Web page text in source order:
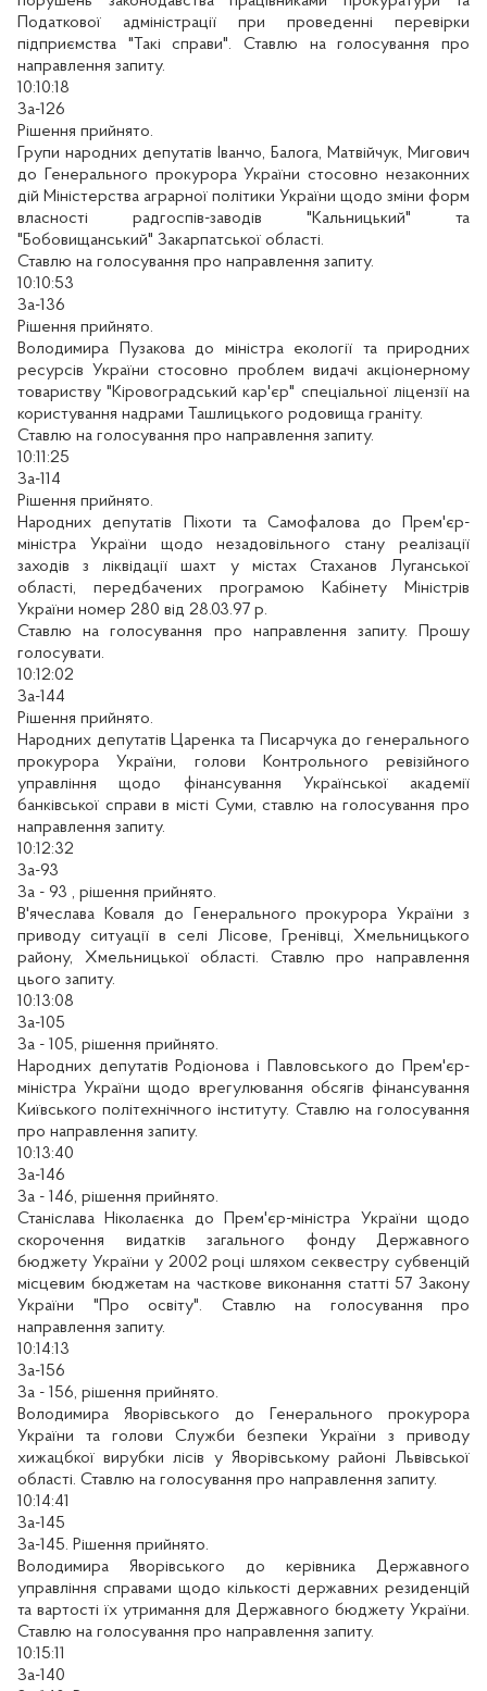
Податкової адміністрації при проведенні перевірки
підприємства "Такі справи". Ставлю на голосування про
направлення запиту.
10:10:18
За-126
Рішення прийнято.
Групи народних депутатів Іванчо, Балога, Матвійчук, Мигович
до Генерального прокурора України стосовно незаконних
дій Міністерства аграрної політики України щодо зміни форм
власності радгоспів-заводів "Кальницький" та
"Бобовищанський" Закарпатської області.
Ставлю на голосування про направлення запиту.
10:10:53
За-136
Рішення прийнято.
Володимира Пузакова до міністра екології та природних
ресурсів України стосовно проблем видачі акціонерному
товариству "Кіровоградський кар'єр" спеціальної ліцензії на
користування надрами Ташлицького родовища граніту.
Ставлю на голосування про направлення запиту.
10:11:25
За-114
Рішення прийнято.
Народних депутатів Піхоти та Самофалова до Прем'єр-
міністра України щодо незадовільного стану реалізації
заходів з ліквідації шахт у містах Стаханов Луганської
області, передбачених програмою Кабінету Міністрів
України номер 280 від 28.03.97 р.
Ставлю на голосування про направлення запиту. Прошу
голосувати.
10:12:02
За-144
Рішення прийнято.
Народних депутатів Царенка та Писарчука до генерального
прокурора України, голови Контрольного ревізійного
управління щодо фінансування Української академії
банківської справи в місті Суми, ставлю на голосування про
направлення запиту.
10:12:32
За-93
За - 93 , рішення прийнято.
В'ячеслава Коваля до Генерального прокурора України з
приводу ситуації в селі Лісове, Гренівці, Хмельницького
району, Хмельницької області. Ставлю про направлення
цього запиту.
10:13:08
За-105
За - 105, рішення прийнято.
Народних депутатів Родіонова і Павловського до Прем'єр-
міністра України щодо врегулювання обсягів фінансування
Київського політехнічного інституту. Ставлю на голосування
про направлення запиту.
10:13:40
За-146
За - 146, рішення прийнято.
Станіслава Ніколаєнка до Прем'єр-міністра України щодо
скорочення видатків загального фонду Державного
бюджету України у 2002 році шляхом секвестру субвенцій
місцевим бюджетам на часткове виконання статті 57 Закону
України "Про освіту". Ставлю на голосування про
направлення запиту.
10:14:13
За-156
За - 156, рішення прийнято.
Володимира Яворівського до Генерального прокурора
України та голови Служби безпеки України з приводу
хижацбкої вирубки лісів у Яворівському районі Львівської
області. Ставлю на голосування про направлення запиту.
10:14:41
За-145
За-145. Рішення прийнято.
Володимира Яворівського до керівника Державного
управління справами щодо кількості державних резиденцій
та вартості їх утримання для Державного бюджету України.
Ставлю на голосування про направлення запиту.
10:15:11
За-140